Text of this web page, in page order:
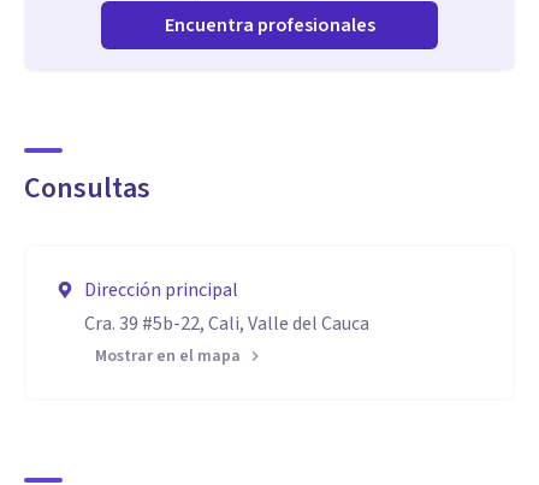
Encuentra profesionales
Consultas
Dirección principal
Cra. 39 #5b-22, Cali, Valle del Cauca
Mostrar en el mapa